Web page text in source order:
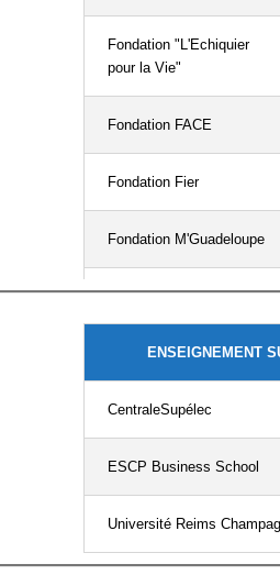
MICROSOFT
Fondation "L'Echiquier
pour la Vie"
Fondation FACE
Fondation Fier
Fondation M'Guadeloupe
Sparring Capital
ENSEIGNEMENT
CentraleSupélec
ESCP Business School
Université Reims